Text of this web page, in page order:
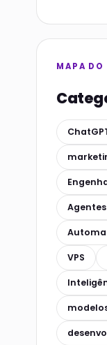
MAPA DO
VPS